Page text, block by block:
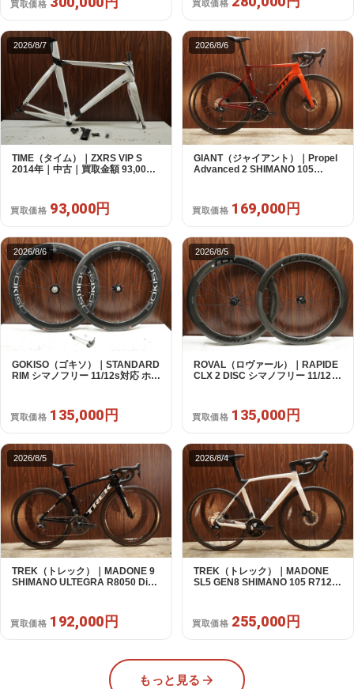
買取価格 買取価格
2026/8/7
TIME（タイム）｜ZXRS VIP S
2014年｜中古｜買取金額 93,000
買取価格 93,000円
2026/8/6
GIANT（ジャイアント）｜Propel
Advanced 2 SHIMANO 105
買取価格 169,000円
2026/8/6
GOKISO（ゴキソ）｜STANDARD
RIM シマノフリー 11/12s対応 ホイ
買取価格 135,000円
2026/8/5
ROVAL（ロヴァール）｜RAPIDE
CLX 2 DISC シマノフリー 11/12s
買取価格 135,000円
2026/8/5
TREK（トレック）｜MADONE 9
SHIMANO ULTEGRA R8050 Di2
買取価格 192,000円
2026/8/4
TREK（トレック）｜MADONE
SL5 GEN8 SHIMANO 105 R7120
買取価格 255,000円
もっと見る